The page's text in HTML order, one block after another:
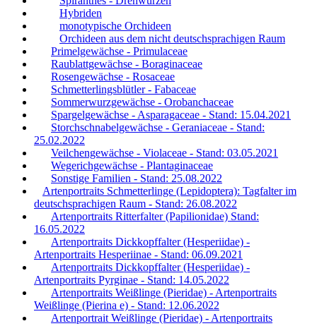
Hybriden
monotypische Orchideen
Orchideen aus dem nicht deutschsprachigen Raum
Primelgewächse - Primulaceae
Raublattgewächse - Boraginaceae
Rosengewächse - Rosaceae
Schmetterlingsblütler - Fabaceae
Sommerwurzgewächse - Orobanchaceae
Spargelgewächse - Asparagaceae - Stand: 15.04.2021
Storchschnabelgewächse - Geraniaceae - Stand:
25.02.2022
Veilchengewächse - Violaceae - Stand: 03.05.2021
Wegerichgewächse - Plantaginaceae
Sonstige Familien - Stand: 25.08.2022
Artenportraits Schmetterlinge (Lepidoptera): Tagfalter im
deutschsprachigen Raum - Stand: 26.08.2022
Artenportraits Ritterfalter (Papilionidae) Stand:
16.05.2022
Artenportraits Dickkopffalter (Hesperiidae) -
Artenportraits Hesperiinae - Stand: 06.09.2021
Artenportraits Dickkopffalter (Hesperiidae) -
Artenportraits Pyrginae - Stand: 14.05.2022
Artenportraits Weißlinge (Pieridae) - Artenportraits
Weißlinge (Pierina e) - Stand: 12.06.2022
Artenportrait Weißlinge (Pieridae) - Artenportraits